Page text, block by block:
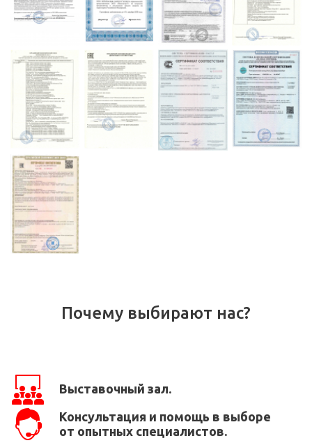
Почему выбирают нас?
Выставочный зал.
Консультация и помощь в выборе
от опытных специалистов.